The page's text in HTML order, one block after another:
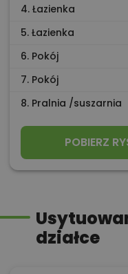
4. Łazienka
5. Łazienka
6. Pokój
7. Pokój
8. Pralnia /suszarnia
POBIERZ
działce